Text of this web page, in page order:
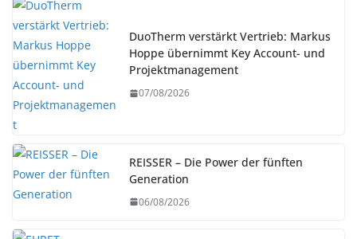
DuoTherm verstärkt Vertrieb: Markus
Hoppe übernimmt Key Account- und
Projektmanagement
07/08/2026
REISSER – Die Power der fünften
Generation
06/08/2026